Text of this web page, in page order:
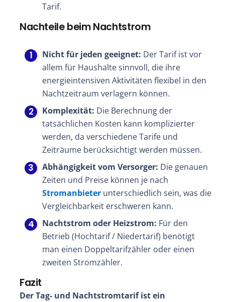
Tarif.
Nachteile beim Nachtstrom
Nicht für jeden geeignet: Der Tarif ist vor
allem für Haushalte sinnvoll, die ihre
energieintensiven Aktivitäten flexibel in den
Nachtzeitraum verlagern können.
Komplexität: Die Berechnung der
tatsächlichen Kosten kann komplizierter
werden, da verschiedene Tarife und
Zeiträume berücksichtigt werden müssen.
Abhängigkeit vom Versorger: Die genauen
Zeiten und Preise können je nach
Stromanbieter unterschiedlich sein, was die
Vergleichbarkeit erschweren kann.
Nachtstrom oder Heizstrom: Für den
Betrieb (Hochtarif / Niedertarif) benötigt
man einen Doppeltarifzähler oder einen
zweiten Stromzähler.
Fazit
Der Tag- und Nachtstromtarif ist ein